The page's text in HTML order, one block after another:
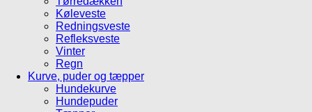
Køleveste
Redningsveste
Refleksveste
Vinter
Regn
Kurve, puder og tæpper
Hundekurve
Hundepuder